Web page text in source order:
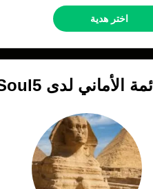
اختر هدية
الأماني لدى